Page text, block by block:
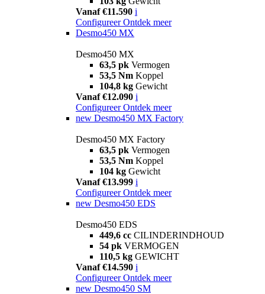
Vanaf €11.590 i
Configureer Ontdek meer
Desmo450 MX
Desmo450 MX
63,5 pk Vermogen
53,5 Nm Koppel
104,8 kg Gewicht
Vanaf €12.090 i
Configureer Ontdek meer
new Desmo450 MX Factory
Desmo450 MX Factory
63,5 pk Vermogen
53,5 Nm Koppel
104 kg Gewicht
Vanaf €13.999 i
Configureer Ontdek meer
new Desmo450 EDS
Desmo450 EDS
449,6 cc CILINDERINDHOUD
54 pk VERMOGEN
110,5 kg GEWICHT
Vanaf €14.590 i
Configureer Ontdek meer
new Desmo450 SM